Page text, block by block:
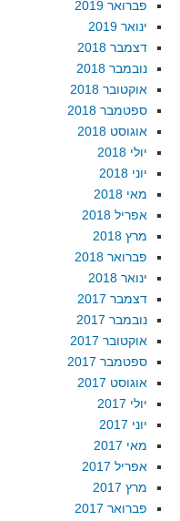
פברואר 2019
ינואר 2019
דצמבר 2018
נובמבר 2018
אוקטובר 2018
ספטמבר 2018
אוגוסט 2018
יולי 2018
יוני 2018
מאי 2018
אפריל 2018
מרץ 2018
פברואר 2018
ינואר 2018
דצמבר 2017
נובמבר 2017
אוקטובר 2017
ספטמבר 2017
אוגוסט 2017
יולי 2017
יוני 2017
מאי 2017
אפריל 2017
מרץ 2017
פברואר 2017